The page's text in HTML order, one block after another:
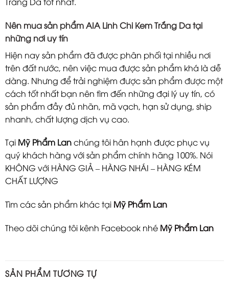
Nên mua sản phẩm AIA Linh Chi Kem Trắng Da tại
những nơi uy tín
Hiện nay sản phẩm đã được phân phối tại nhiều nơi
trên đất nước, nên việc mua được sản phẩm khá là dễ
dàng. Nhưng để trải nghiệm được sản phẩm được một
cách tốt nhất bạn nên tìm đến những đại lý uy tín, có
sản phẩm đầy đủ nhãn, mã vạch, hạn sử dụng, ship
nhanh, chất lượng dịch vụ cao.
Tại Mỹ Phẩm Lanchúng tôi hân hạnh được phục vụ
quý khách hàng với sản phẩm chính hãng 100%. Nói
KHÔNG với HÀNG GIẢ – HÀNG NHÁI – HÀNG KÉM
CHẤT LƯỢNG
Tìm các sản phẩm khác tại Mỹ Phẩm Lan
Theo dõi chúng tôi kênh Facebook nhé Mỹ Phẩm Lan
SẢN PHẨM TƯƠNG TỰ